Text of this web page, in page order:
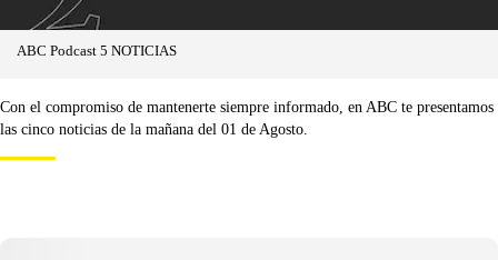
ABC Podcast 5 NOTICIAS
Con el compromiso de mantenerte siempre informado, en ABC te presentamos
las cinco noticias de la mañana del 01 de Agosto.